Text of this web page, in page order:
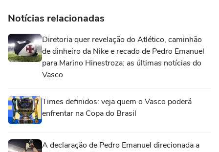
Notícias relacionadas
Diretoria quer revelação do Atlético, caminhão
de dinheiro da Nike e recado de Pedro Emanuel
para Marino Hinestroza: as últimas notícias do
Vasco
Times definidos: veja quem o Vasco poderá
enfrentar na Copa do Brasil
A declaração de Pedro Emanuel direcionada a